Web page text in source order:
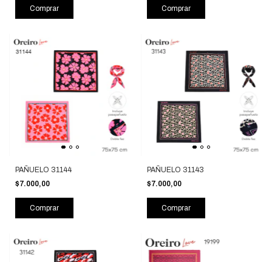
Comprar Comprar
PAÑUELO 31144
$7.000,00
Comprar
PAÑUELO 31143
$7.000,00
Comprar